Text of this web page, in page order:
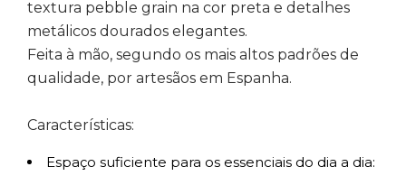
textura pebble grain na cor preta e detalhes
metálicos dourados elegantes.
Feita à mão, segundo os mais altos padrões de
qualidade, por artesãos em Espanha.
Características:
Espaço suficiente para os essenciais do dia a dia: